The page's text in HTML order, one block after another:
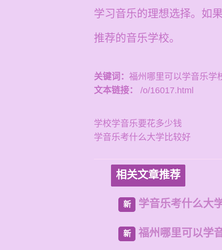
学习音乐的理想选择。如
推荐的音乐学校。
关键词： 福州哪里可以学音乐学
文本链接：
/o/16017.html
学校学音乐要花多少钱
学音乐考什么大学比较好
相关文章推荐
新 学音乐考什么大
新 福州哪里可以学